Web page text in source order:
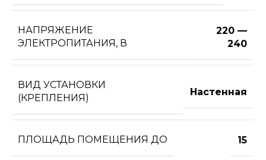
НАПРЯЖЕНИЕ
ЭЛЕКТРОПИТАНИЯ, В
220 —
240
ВИД УСТАНОВКИ
(КРЕПЛЕНИЯ)
Настенная
ПЛОЩАДЬ ПОМЕЩЕНИЯ ДО 15